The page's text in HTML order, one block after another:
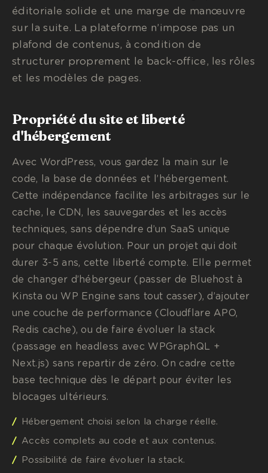
éditoriale solide et une marge de manœuvre
sur la suite. La plateforme n’impose pas un
plafond de contenus, à condition de
structurer proprement le back-office, les rôles
et les modèles de pages.
Propriété du site et liberté
d'hébergement
Avec WordPress, vous gardez la main sur le
code, la base de données et l’hébergement.
Cette indépendance facilite les arbitrages sur le
cache, le CDN, les sauvegardes et les accès
techniques, sans dépendre d’un SaaS unique
pour chaque évolution. Pour un projet qui doit
durer 3-5 ans, cette liberté compte. Elle permet
de changer d’hébergeur (passer de Bluehost à
Kinsta ou WP Engine sans tout casser), d’ajouter
une couche de performance (Cloudflare APO,
Redis cache), ou de faire évoluer la stack
(passage en headless avec WPGraphQL +
Next.js) sans repartir de zéro. On cadre cette
base technique dès le départ pour éviter les
blocages ultérieurs.
Hébergement choisi selon la charge réelle.
Accès complets au code et aux contenus.
Possibilité de faire évoluer la stack.